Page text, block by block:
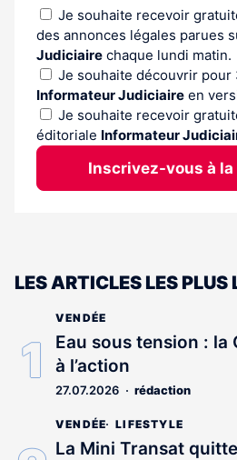
Je souhaite recevoir
des annonces légales parues
Judiciaire chaque lundi matin.
Je souhaite découvrir pour
Informateur Judiciaire en
Je souhaite recevoir
éditoriale Informateur
Inscrivez-vous à
LES ARTICLES LES PLUS
VENDÉE
Eau sous tension : la
à l’action
27.07.2026 rédaction
VENDÉE LIFESTYLE
La Mini Transat